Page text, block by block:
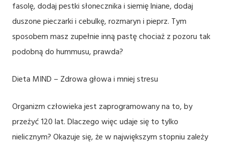
fasolę, dodaj pestki słonecznika i siemię lniane, dodaj
duszone pieczarki i cebulkę, rozmaryn i pieprz. Tym
sposobem masz zupełnie inną pastę chociaż z pozoru tak
podobną do hummusu, prawda?
Dieta MIND – Zdrowa głowa i mniej stresu
Organizm człowieka jest zaprogramowany na to, by
przeżyć 120 lat. Dlaczego więc udaje się to tylko
nielicznym? Okazuje się, że w największym stopniu zależy